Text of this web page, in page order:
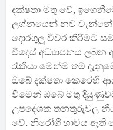
දක්ෂතා මතු වේ,
ලග්නයෙන් නව වැන්නේ
දොරගුලු විවර කිරීමට
විදෙස් අධ්‍යාපනය ලබන
රැකියා මෙන්ම තම
ඔබේ දක්ෂතා කෙරෙහි
වීමෙන් ඔබේ මතු
උපදේශක තනතුරුවල
වේ. නිරෝගී භාවය